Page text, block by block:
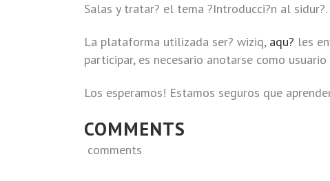
Salas y tratar? el tema ?Introducci?n al sidur?.
La plataforma utilizada ser? wiziq, aqu? les
participar, es necesario anotarse como
Los esperamos! Estamos seguros que
COMMENTS
comments